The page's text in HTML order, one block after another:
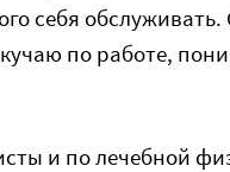
себя
по работе,
и по лечебной